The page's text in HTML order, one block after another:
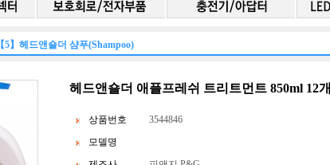
【5】헤드앤숄더 샴푸(Shampoo)
헤드앤숄더 애플프레쉬 트리트먼트 850ml 12개
상품번호
3544846
모델명